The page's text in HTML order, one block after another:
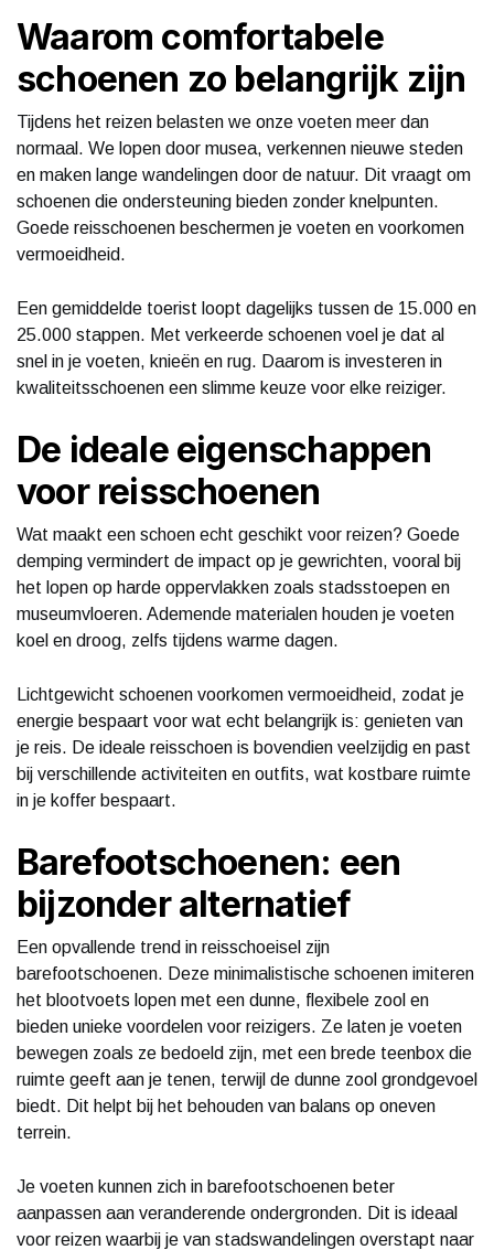
Waarom comfortabele
schoenen zo belangrijk zijn
Tijdens het reizen belasten we onze voeten meer dan
normaal. We lopen door musea, verkennen nieuwe steden
en maken lange wandelingen door de natuur. Dit vraagt om
schoenen die ondersteuning bieden zonder knelpunten.
Goede reisschoenen beschermen je voeten en voorkomen
vermoeidheid.
Een gemiddelde toerist loopt dagelijks tussen de 15.000 en
25.000 stappen. Met verkeerde schoenen voel je dat al
snel in je voeten, knieën en rug. Daarom is investeren in
kwaliteitsschoenen een slimme keuze voor elke reiziger.
De ideale eigenschappen
voor reisschoenen
Wat maakt een schoen echt geschikt voor reizen? Goede
demping vermindert de impact op je gewrichten, vooral bij
het lopen op harde oppervlakken zoals stadsstoepen en
museumvloeren. Ademende materialen houden je voeten
koel en droog, zelfs tijdens warme dagen.
Lichtgewicht schoenen voorkomen vermoeidheid, zodat je
energie bespaart voor wat echt belangrijk is: genieten van
je reis. De ideale reisschoen is bovendien veelzijdig en past
bij verschillende activiteiten en outfits, wat kostbare ruimte
in je koffer bespaart.
Barefootschoenen: een
bijzonder alternatief
Een opvallende trend in reisschoeisel zijn
barefootschoenen. Deze minimalistische schoenen imiteren
het blootvoets lopen met een dunne, flexibele zool en
bieden unieke voordelen voor reizigers. Ze laten je voeten
bewegen zoals ze bedoeld zijn, met een brede teenbox die
ruimte geeft aan je tenen, terwijl de dunne zool grondgevoel
biedt. Dit helpt bij het behouden van balans op oneven
terrein.
Je voeten kunnen zich in barefootschoenen beter
aanpassen aan veranderende ondergronden. Dit is ideaal
voor reizen waarbij je van stadswandelingen overstapt naar